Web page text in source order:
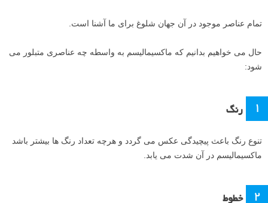
تمام عناصر موجود در آن جهان شلوغ برای ما آشنا است.
حال می خواهیم بدانیم که ماکسیمالیسم به واسطه چه عناصری متبلور می
شود:
۱ رنگ
تنوع رنگ باعث پیچیدگی عکس می گردد و هرچه تعداد رنگ ها بیشتر باشد
ماکسیمالیسم در آن شدت می یابد.
۲ خطوط